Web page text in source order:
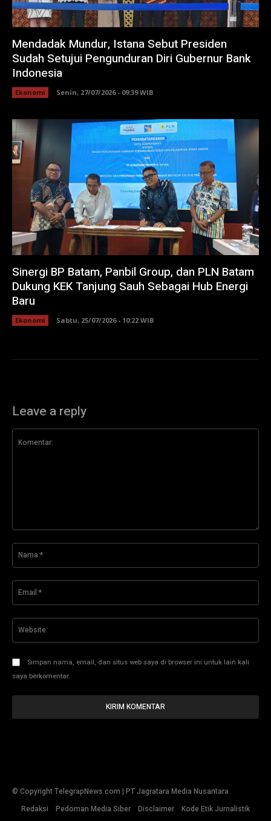
Mendadak Mundur, Istana Sebut Presiden
Sudah Setujui Pengunduran Diri Gubernur Bank
Indonesia
Ekonomi Senin, 27/07/2026 - 09:39 WIB
Sinergi BP Batam, Panbil Group, dan PLN Batam
Dukung KEK Tanjung Sauh Sebagai Hub Energi
Baru
Ekonomi Sabtu, 25/07/2026 - 10:22 WIB
Leave a reply
Simpan nama, email, dan situs web saya di browser ini untuk lain kali
saya berkomentar.
© Copyright TelegrapNews.com | PT Jagratara Media Nusantara
Redaksi
Pedoman Media Siber Disclaimer Kode Etik Jurnalistik